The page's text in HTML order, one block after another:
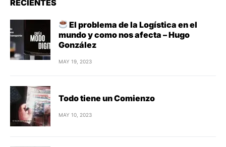
RECIENTES
El problema de la Logística en el
mundo y como nos afecta – Hugo
González
MAY 19, 2023
Todo tiene un Comienzo
MAY 10, 2023